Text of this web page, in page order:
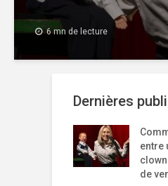
6 mn de lecture
Dernières
entre
de